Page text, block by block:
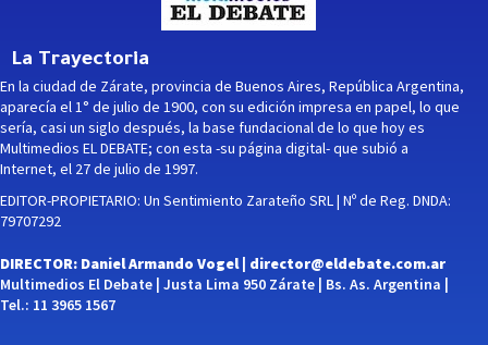
La Trayectoria
En la ciudad de Zárate, provincia de Buenos Aires, República Argentina,
aparecía el 1° de julio de 1900, con su edición impresa en papel, lo que
sería, casi un siglo después, la base fundacional de lo que hoy es
Multimedios EL DEBATE; con esta -su página digital- que subió a
Internet, el 27 de julio de 1997.
EDITOR-PROPIETARIO: Un Sentimiento Zarateño SRL | Nº de Reg. DNDA:
79707292
DIRECTOR: Daniel Armando Vogel | director@eldebate.com.ar
Multimedios El Debate | Justa Lima 950 Zárate | Bs. As. Argentina |
Tel.: 11 3965 1567